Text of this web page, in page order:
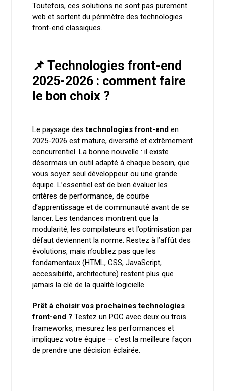
Toutefois, ces solutions ne sont pas purement
web et sortent du périmètre des technologies
front-end classiques.
📌 Technologies front-end
2025-2026 : comment faire
le bon choix ?
Le paysage destechnologies front-enden
2025-2026 est mature, diversifié et extrêmement
concurrentiel. La bonne nouvelle : il existe
désormais un outil adapté à chaque besoin, que
vous soyez seul développeur ou une grande
équipe. L’essentiel est de bien évaluer les
critères de performance, de courbe
d’apprentissage et de communauté avant de se
lancer. Les tendances montrent que la
modularité, les compilateurs et l’optimisation par
défaut deviennent la norme. Restez à l’affût des
évolutions, mais n’oubliez pas que les
fondamentaux (HTML, CSS, JavaScript,
accessibilité, architecture) restent plus que
jamais la clé de la qualité logicielle.
Prêt à choisir vos prochaines technologies
front-end ? Testez un POC avec deux ou trois
frameworks, mesurez les performances et
impliquez votre équipe – c’est la meilleure façon
de prendre une décision éclairée.